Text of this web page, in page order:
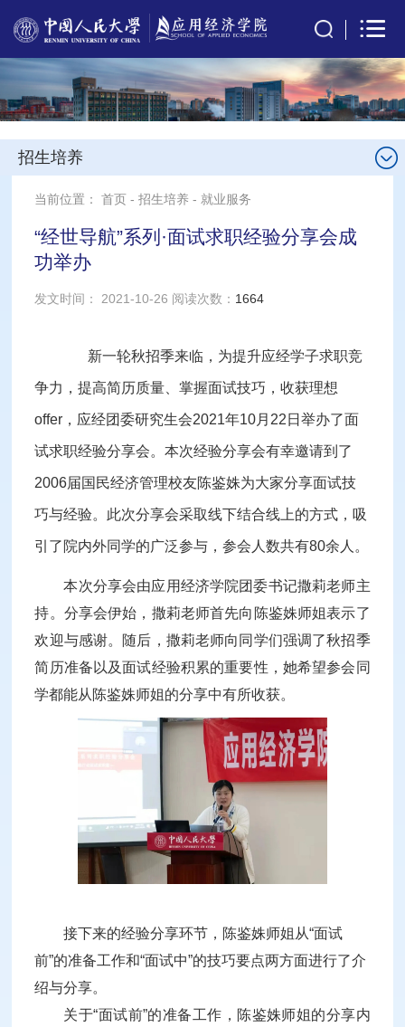
招生培养
当前位置：首页 -招生培养 - 就业服务
“经世导航”系列·面试求职经验分享会成
功举办
发文时间： 2021-10-26 阅读次数： 1664
新一轮秋招季来临，为提升应经学子求职竞
争力，提高简历质量、掌握面试技巧，收获理想
offer，应经团委研究生会2021年10月22日举办了面
试求职经验分享会。本次经验分享会有幸邀请到了
2006届国民经济管理校友陈鉴姝为大家分享面试技
巧与经验。此次分享会采取线下结合线上的方式，吸
引了院内外同学的广泛参与，参会人数共有80余人。
本次分享会由应用经济学院团委书记撒莉老师主
持。分享会伊始，撒莉老师首先向陈鉴姝师姐表示了
欢迎与感谢。随后，撒莉老师向同学们强调了秋招季
简历准备以及面试经验积累的重要性，她希望参会同
学都能从陈鉴姝师姐的分享中有所收获。
接下来的经验分享环节，陈鉴姝师姐从“面试
前”的准备工作和“面试中”的技巧要点两方面进行了介
绍与分享。
关于“面试前”的准备工作，陈鉴姝师姐的分享内